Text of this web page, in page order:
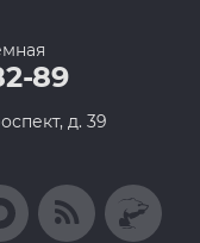
89
д. 39